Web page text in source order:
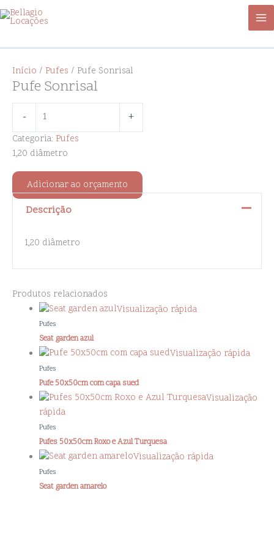
Ir
para
conteúdo
Início / Pufes / Pufe Sonrisal
Pufe Sonrisal
-
Pufe
Sonrisal
+
Categoria: Pufes
1,20 diâmetro
Adicionar ao orçamento
Descrição
1,20 diâmetro
Produtos relacionados
Visualização rápida
Pufes
Seat garden azul
Visualização rápida
Pufes
Pufe 50x50cm com capa sued
Visualização
rápida
Pufes
Pufes 50x50cm Roxo e Azul Turquesa
Visualização rápida
Pufes
Seat garden amarelo